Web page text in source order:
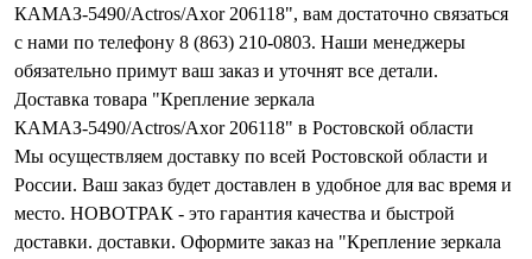
КАМАЗ-5490/Actros/Axor 206118", вам достаточно связаться
с нами по телефону 8 (863) 210-0803. Наши менеджеры
обязательно примут ваш заказ и уточнят все детали.
Доставка товара "Крепление зеркала
КАМАЗ-5490/Actros/Axor 206118" в Ростовской области
Мы осуществляем доставку по всей Ростовской области и
России. Ваш заказ будет доставлен в удобное для вас время и
место. НОВОТРАК - это гарантия качества и быстрой
доставки. доставки. Оформите заказ на "Крепление зеркала